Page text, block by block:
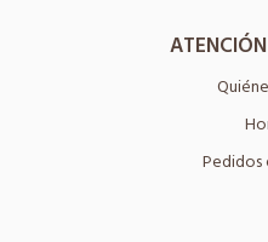
Pedidos